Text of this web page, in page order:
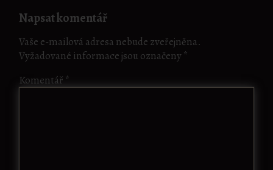
Napsat komentář
Vaše e-mailová adresa nebude zveřejněna.
Vyžadované informace jsou označeny*
Komentář *